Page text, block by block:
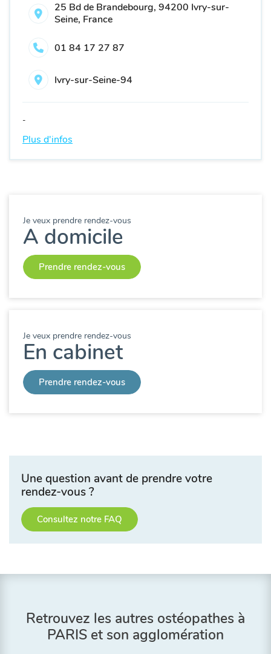
25 Bd de Brandebourg, 94200 Ivry-sur-
Seine, France
01 84 17 27 87
Ivry-sur-Seine-94
-
Plus d'infos
Je veux prendre rendez-vous
A domicile
Prendre rendez-vous
Je veux prendre rendez-vous
En cabinet
Prendre rendez-vous
Une question avant de prendre votre
rendez-vous ?
Consultez notre FAQ
Retrouvez les autres ostéopathes à
PARIS et son agglomération